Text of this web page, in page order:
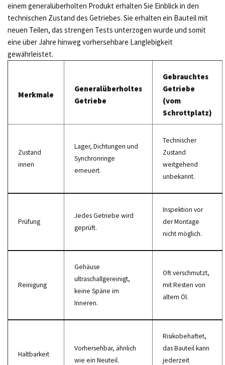
einem generalüberholten Produkt erhalten Sie Einblick in den
technischen Zustand des Getriebes. Sie erhalten ein Bauteil mit
neuen Teilen, das strengen Tests unterzogen wurde und somit
eine über Jahre hinweg vorhersehbare Langlebigkeit
gewährleistet.
Merkmale
Generalüberholtes
Getriebe
Gebrauchtes
Getriebe
(vom
Schrottplatz)
Zustand
innen
Lager, Dichtungen und
Synchronringe
erneuert.
Technischer
Zustand
weitgehend
unbekannt.
Prüfung
Jedes Getriebe wird
geprüft.
Inspektion vor
der Montage
nicht möglich.
Reinigung
Gehäuse
ultraschallgereinigt,
keine Späne im
Inneren.
Oft verschmutzt,
mit Resten von
altem Öl.
Haltbarkeit
Vorhersehbar, ähnlich
wie ein Neuteil.
Risikobehaftet,
das Bauteil kann
jederzeit